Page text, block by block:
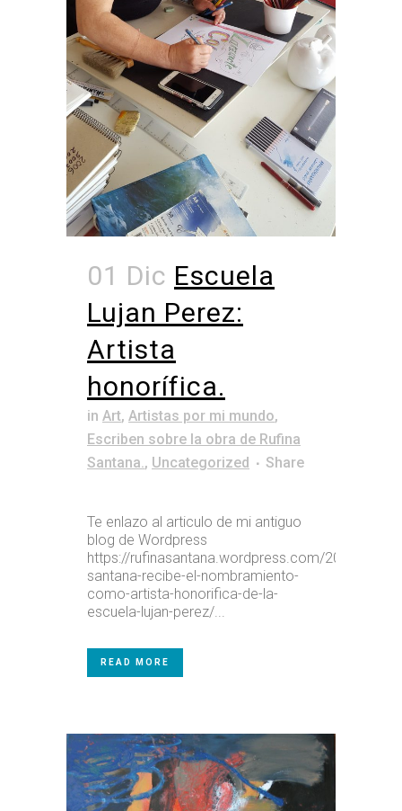
01 Dic Escuela
Lujan Perez:
Artista
honorífica.
in Art, Artistas por mi mundo,
Escriben sobre la obra de Rufina
Santana., Uncategorized Share
Te enlazo al articulo de mi antiguo
blog de Wordpress
https://rufinasantana.wordpress.com/2012/06/
santana-recibe-el-nombramiento-
como-artista-honorifica-de-la-
escuela-lujan-perez/...
READ MORE